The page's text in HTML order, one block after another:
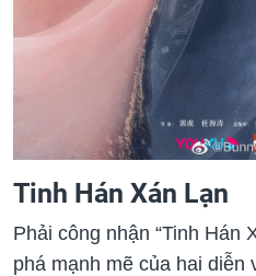
Tinh Hán Xán Lạn
Phải công nhận “Tinh Hán
phá mạnh mẽ của hai diễn